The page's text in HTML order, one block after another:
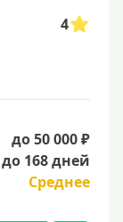
4
до 50 000 ₽
до 168 дней
Среднее